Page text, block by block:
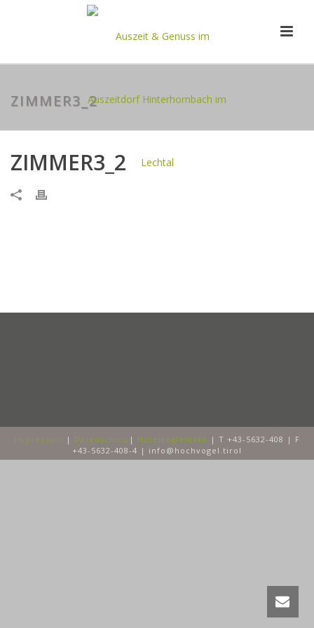
ZIMMER3_2
ZIMMER3_2
Impressum | Datenschutz | Hotelreglement | T +43-5632-408 | F
+43-5632-408-4 | info@hochvogel.tirol